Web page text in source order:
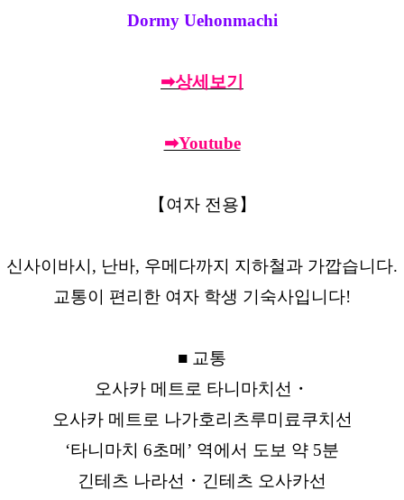
Dormy Uehonmachi
➡상세보기
➡Youtube
【여자 전용】
신사이바시, 난바, 우메다까지 지하철과 가깝습니다.
교통이 편리한 여자 학생 기숙사입니다!
■ 교통
오사카 메트로 타니마치선・
오사카 메트로 나가호리츠루미료쿠치선
‘타니마치 6초메’ 역에서 도보 약 5분
긴테츠 나라선・긴테츠 오사카선